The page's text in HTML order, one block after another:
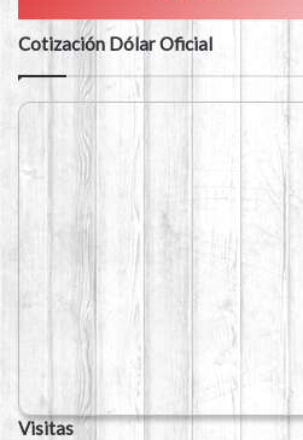
Cotización Dólar Oficial
Visitas